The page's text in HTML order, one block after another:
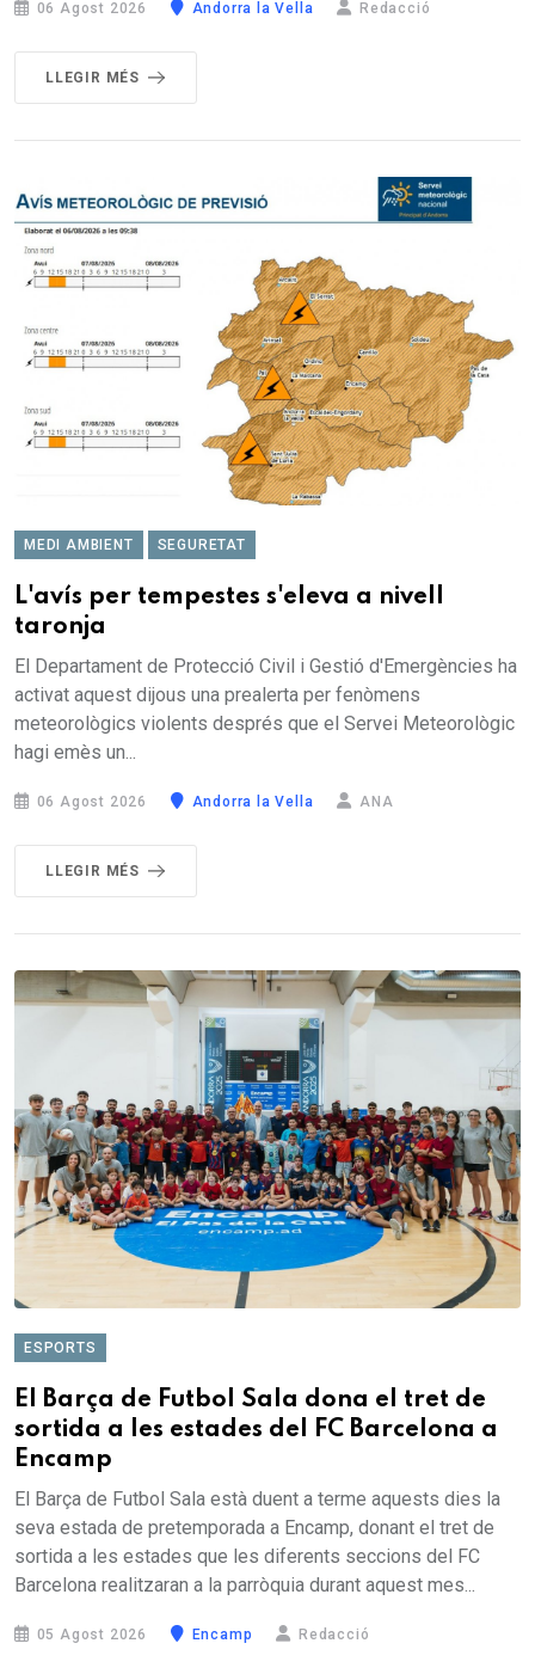
06 Agost 2026 Andorra la Vella Redacció
LLEGIR MÉS
MEDI AMBIENT SEGURETAT
L'avís per tempestes s'eleva a nivell
taronja
El Departament de Protecció Civil i Gestió d'Emergències ha
activat aquest dijous una prealerta per fenòmens
meteorològics violents després que el Servei Meteorològic
hagi emès un...
06 Agost 2026 Andorra la Vella ANA
LLEGIR MÉS
ESPORTS
El Barça de Futbol Sala dona el tret de
sortida a les estades del FC Barcelona a
Encamp
El Barça de Futbol Sala està duent a terme aquests dies la
seva estada de pretemporada a Encamp, donant el tret de
sortida a les estades que les diferents seccions del FC
Barcelona realitzaran a la parròquia durant aquest mes...
05 Agost 2026 Encamp Redacció